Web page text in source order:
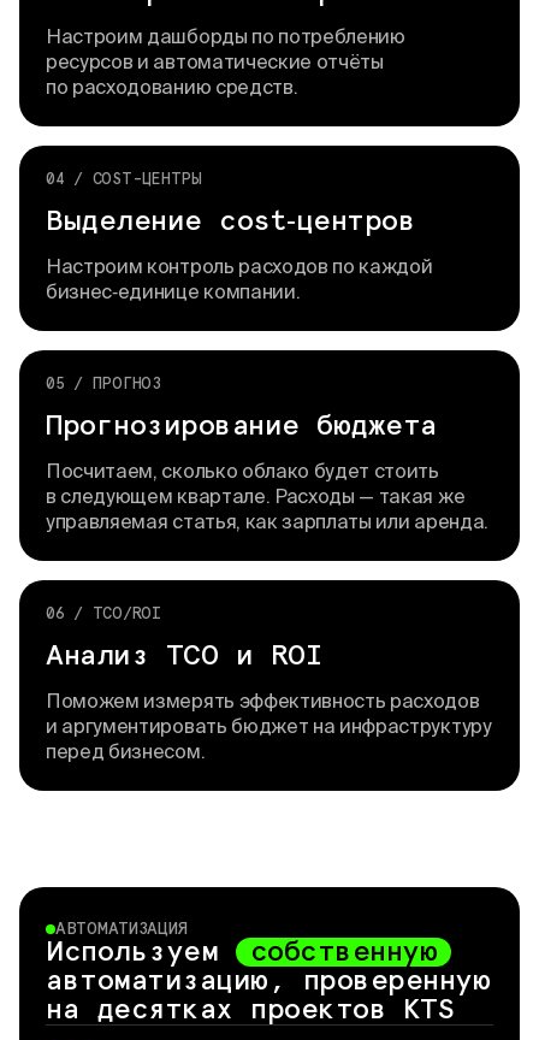
Настроим дашборды по потреблению
ресурсов и автоматические отчёты
по расходованию средств.
04 / COST-ЦЕНТРЫ
Выделение cost‑центров
Настроим контроль расходов по каждой
бизнес‑единице компании.
05 / ПРОГНОЗ
Прогнозирование бюджета
Посчитаем, сколько облако будет стоить
в следующем квартале. Расходы — такая же
управляемая статья, как зарплаты или аренда.
06 / TCO/ROI
Анализ TCO и ROI
Поможем измерять эффективность расходов
и аргументировать бюджет на инфраструктуру
перед бизнесом.
АВТОМАТИЗАЦИЯ
Используем
собственную
автоматизацию, проверенную
на десятках проектов KTS